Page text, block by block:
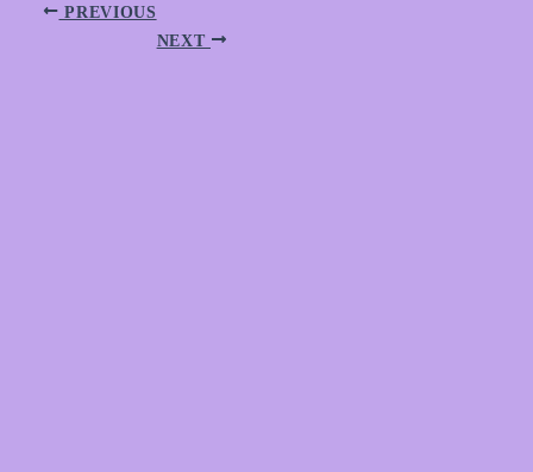
PREVIOUS
NEXT